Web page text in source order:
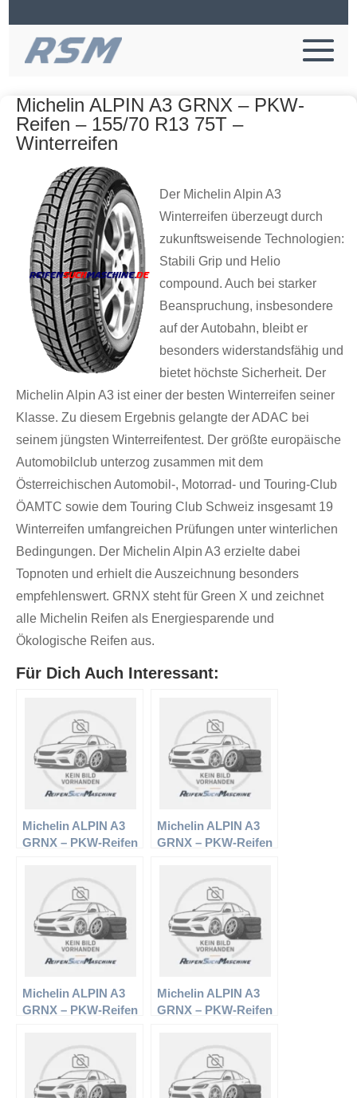
Michelin ALPIN A3 GRNX – PKW-
Reifen – 155/70 R13 75T –
Winterreifen
Der Michelin Alpin A3
Winterreifen überzeugt durch
zukunftsweisende Technologien:
Stabili Grip und Helio
compound. Auch bei starker
Beanspruchung, insbesondere
auf der Autobahn, bleibt er
besonders widerstandsfähig und
bietet höchste Sicherheit. Der
Michelin Alpin A3 ist einer der besten Winterreifen seiner
Klasse. Zu diesem Ergebnis gelangte der ADAC bei
seinem jüngsten Winterreifentest. Der größte europäische
Automobilclub unterzog zusammen mit dem
Österreichischen Automobil-, Motorrad- und Touring-Club
ÖAMTC sowie dem Touring Club Schweiz insgesamt 19
Winterreifen umfangreichen Prüfungen unter winterlichen
Bedingungen. Der Michelin Alpin A3 erzielte dabei
Topnoten und erhielt die Auszeichnung besonders
empfehlenswert. GRNX steht für Green X und zeichnet
alle Michelin Reifen als Energiesparende und
Ökologische Reifen aus.
Für Dich Auch Interessant:
Michelin ALPIN A3
GRNX – PKW-Reifen
Michelin ALPIN A3
GRNX – PKW-Reifen
Michelin ALPIN A3
GRNX – PKW-Reifen
Michelin ALPIN A3
GRNX – PKW-Reifen